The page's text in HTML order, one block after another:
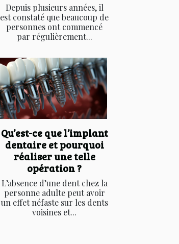
Depuis plusieurs années, il
est constaté que beaucoup de
personnes ont commencé
par régulièrement...
Qu’est-ce que l’implant
dentaire et pourquoi
réaliser une telle
opération ?
L’absence d’une dent chez la
personne adulte peut avoir
un effet néfaste sur les dents
voisines et...